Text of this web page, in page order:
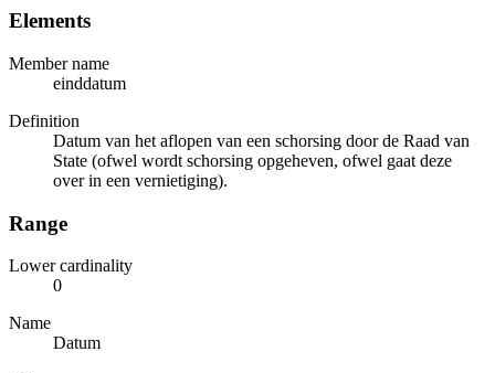
Elements
Member name
einddatum
Definition
Datum van het aflopen van een schorsing door de Raad van
State (ofwel wordt schorsing opgeheven, ofwel gaat deze
over in een vernietiging).
Range
Lower cardinality
0
Name
Datum